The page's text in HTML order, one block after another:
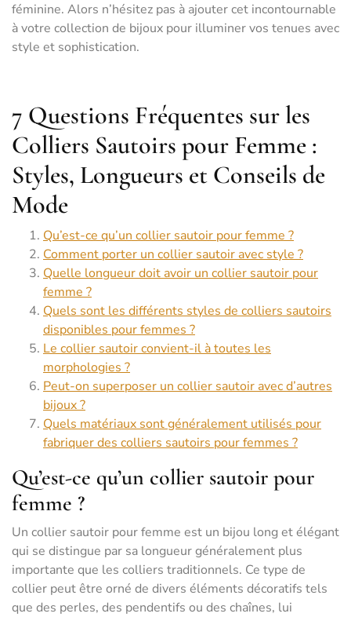
féminine. Alors n’hésitez pas à ajouter cet incontournable
à votre collection de bijoux pour illuminer vos tenues avec
style et sophistication.
7 Questions Fréquentes sur les
Colliers Sautoirs pour Femme :
Styles, Longueurs et Conseils de
Mode
Qu’est-ce qu’un collier sautoir pour femme ?
Comment porter un collier sautoir avec style ?
Quelle longueur doit avoir un collier sautoir pour
femme ?
Quels sont les différents styles de colliers sautoirs
disponibles pour femmes ?
Le collier sautoir convient-il à toutes les
morphologies ?
Peut-on superposer un collier sautoir avec d’autres
bijoux ?
Quels matériaux sont généralement utilisés pour
fabriquer des colliers sautoirs pour femmes ?
Qu’est-ce qu’un collier sautoir pour
femme ?
Un collier sautoir pour femme est un bijou long et élégant
qui se distingue par sa longueur généralement plus
importante que les colliers traditionnels. Ce type de
collier peut être orné de divers éléments décoratifs tels
que des perles, des pendentifs ou des chaînes, lui